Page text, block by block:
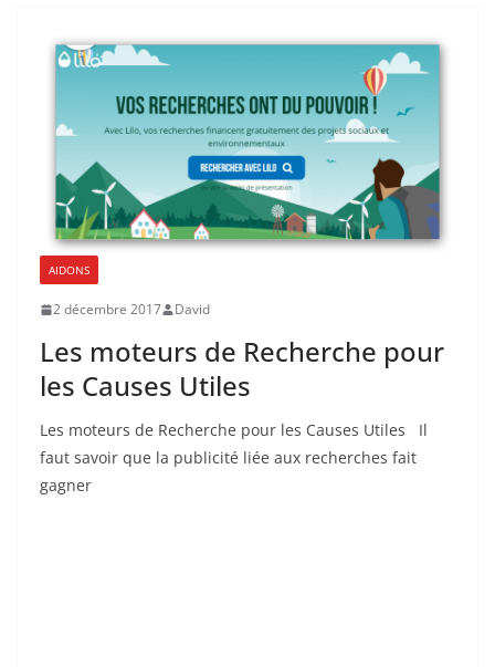
AIDONS
2 décembre 2017 David
Les moteurs de Recherche pour
les Causes Utiles
Les moteurs de Recherche pour les Causes Utiles Il
faut savoir que la publicité liée aux recherches fait
gagner